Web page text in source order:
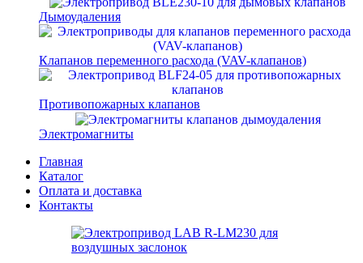
Дымоудаления
Клапанов переменного расхода (VAV-клапанов)
Противопожарных клапанов
Электромагниты
Главная
Каталог
Оплата и доставка
Контакты